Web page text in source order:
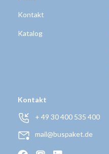
Kontakt
Katalog
Kontakt
+ 49 30 400 535 400
mail@buspaket.de